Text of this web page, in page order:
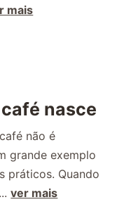
mais
nasce
não é
grande exemplo
práticos. Quando
ver mais